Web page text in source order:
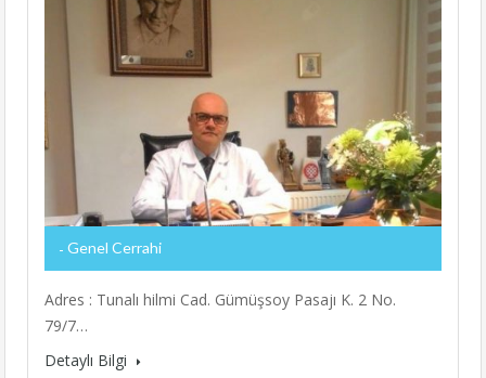
Genel Cerrahi
Adres : Tunalı hilmi Cad. Gümüşsoy Pasajı K. 2 No.
79/7…
Detaylı Bilgi